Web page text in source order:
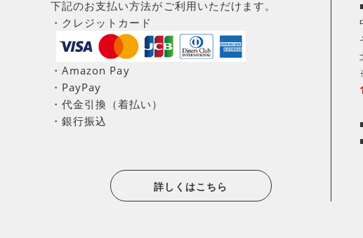
下記のお支払い方法がご利用いただけます。
・クレジットカード
・Amazon Pay
・PayPay
・代金引換（着払い）
・銀行振込
詳しくはこちら